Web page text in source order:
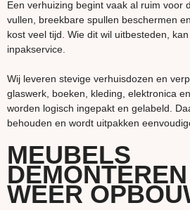
Een verhuizing begint vaak al ruim voor
vullen, breekbare spullen beschermen
kost veel tijd. Wie dit wil uitbesteden,
inpakservice.
Wij leveren stevige verhuisdozen en
glaswerk, boeken, kleding, elektronica
worden logisch ingepakt en gelabeld.
behouden en wordt uitpakken
MEUBELS
WEER